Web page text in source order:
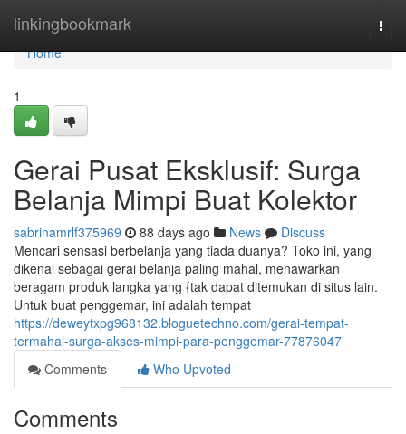
linkingbookmark
Home
Home
1
Gerai Pusat Eksklusif: Surga
Belanja Mimpi Buat Kolektor
sabrinamrlf375969 88 days ago News
Discuss
Mencari sensasi berbelanja yang tiada duanya? Toko ini, yang
dikenal sebagai gerai belanja paling mahal, menawarkan
beragam produk langka yang {tak dapat ditemukan di situs lain.
Untuk buat penggemar, ini adalah tempat
https://deweytxpg968132.bloguetechno.com/gerai-tempat-
termahal-surga-akses-mimpi-para-penggemar-77876047
Comments
Who Upvoted
Comments